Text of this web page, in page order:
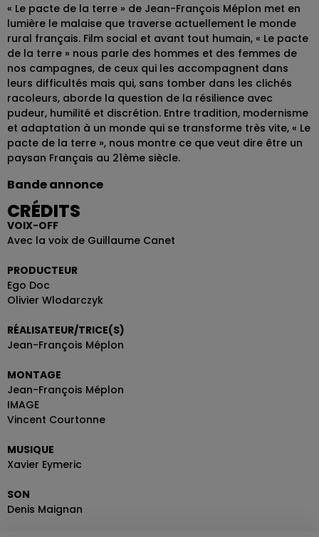
« Le pacte de la terre » de Jean-François Méplon met en
lumière le malaise que traverse actuellement le monde
rural français. Film social et avant tout humain, « Le pacte
de la terre » nous parle des hommes et des femmes de
nos campagnes, de ceux qui les accompagnent dans
leurs difficultés mais qui, sans tomber dans les clichés
racoleurs, aborde la question de la résilience avec
pudeur, humilité et discrétion. Entre tradition, modernisme
et adaptation à un monde qui se transforme très vite, « Le
pacte de la terre », nous montre ce que veut dire être un
paysan Français au 21ème siècle.
Bande annonce
CRÉDITS
VOIX-OFF
Avec la voix de Guillaume Canet
PRODUCTEUR
Ego Doc
Olivier Wlodarczyk
RÉALISATEUR/TRICE(S)
Jean-François Méplon
MONTAGE
Jean-François Méplon
IMAGE
Vincent Courtonne
MUSIQUE
Xavier Eymeric
SON
Denis Maignan